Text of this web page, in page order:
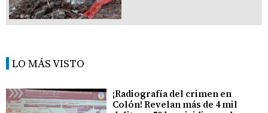
LO MÁS VISTO
¡Radiografía del crimen en
Colón! Revelan más de 4 mil